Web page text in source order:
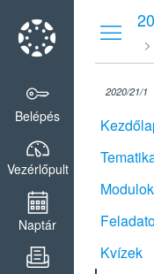
Belépés
Vezérlőpult
Naptár
2020/21/1
Modulok
Kvízek